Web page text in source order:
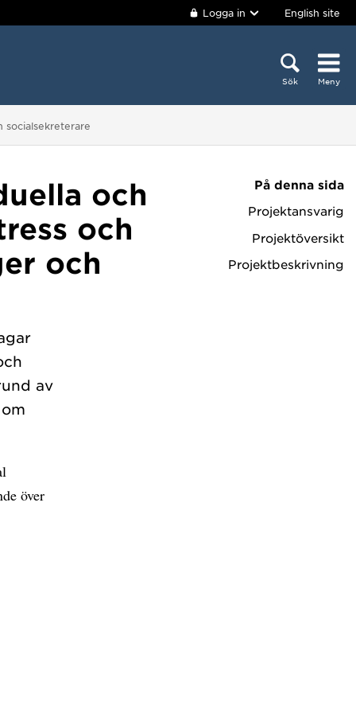
Logga in English site
Sök Meny
socialsekreterare
På denna sida
Projektansvarig
Projektöversikt
Projektbeskrivning
och
och
och
av
över